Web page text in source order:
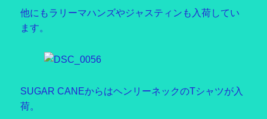
他にもラリーマハンズやジャスティンも入荷してい
ます。
SUGAR CANEからはヘンリーネックのTシャツが入
荷。